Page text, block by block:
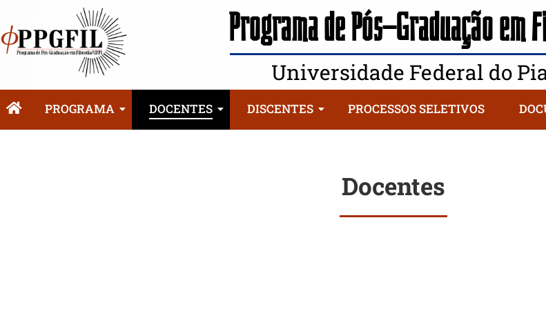
Programa de Pós-Graduação em
Universidade Federal do
PROGRAMA DOCENTES DISCENTES PROCESSOS SELETIVOS
Docentes